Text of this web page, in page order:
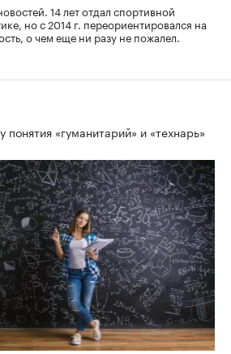
14 лет отдал спортивной
но с 2014 г. переориентировался на
о чем еще ни разу не пожалел.
«гуманитарий» и «технарь»